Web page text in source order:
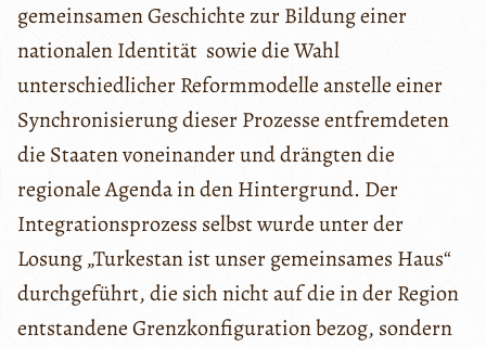
gemeinsamen Geschichte zur Bildung einer
nationalen Identität sowie die Wahl
unterschiedlicher Reformmodelle anstelle einer
Synchronisierung dieser Prozesse entfremdeten
die Staaten voneinander und drängten die
regionale Agenda in den Hintergrund. Der
Integrationsprozess selbst wurde unter der
Losung „Turkestan ist unser gemeinsames Haus“
durchgeführt, die sich nicht auf die in der Region
entstandene Grenzkonfiguration bezog, sondern